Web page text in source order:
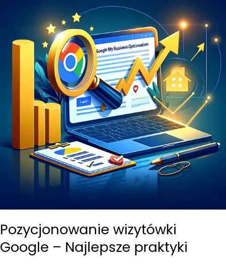
Pozycjonowanie wizytówki
Google – Najlepsze praktyki